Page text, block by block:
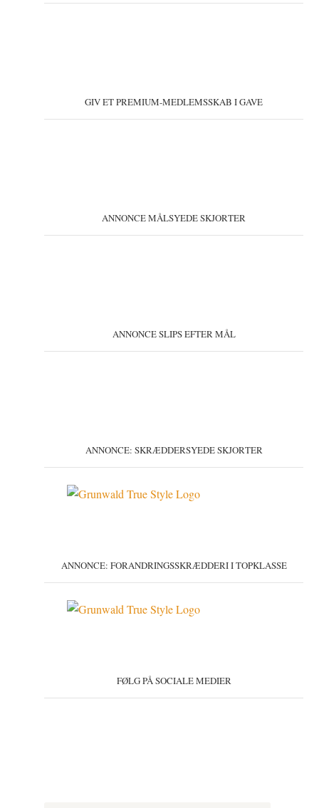
GIV ET PREMIUM-MEDLEMSSKAB I GAVE
ANNONCE MÅLSYEDE SKJORTER
ANNONCE SLIPS EFTER MÅL
ANNONCE: SKRÆDDERSYEDE SKJORTER
ANNONCE: FORANDRINGSSKRÆDDERI I TOPKLASSE
FØLG PÅ SOCIALE MEDIER